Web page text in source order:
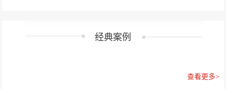
经典案例
查看更多>